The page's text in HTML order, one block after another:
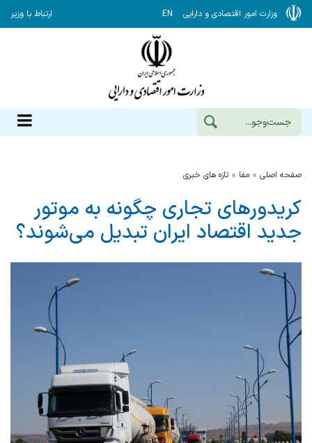
وزارت امور اقتصادی و دارایی EN ارتباط با وزیر
صفحه اصلی مفا تازه های خبری
کریدورهای تجاری چگونه به موتور
جدید اقتصاد ایران تبدیل می‌شوند؟